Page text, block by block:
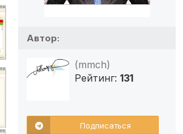
Автор:
(mmch)
Рейтинг: 131
Подписаться